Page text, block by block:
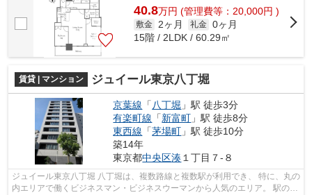
40.8万円 (管理費等：20,000円 )
敷金 2ヶ月 礼金 0ヶ月
15階 / 2LDK / 60.29㎡
賃貸 | マンション ジュイール東京八丁堀
京葉線 「 八丁堀 」駅 徒歩3分
有楽町線 「新富町 」駅 徒歩8分
東西線 「茅場町 」駅 徒歩10分
築14年
東京都中央区湊 １丁目７-８
ジュイール東京八丁堀 八丁堀は、複数路線と複数駅が利用でき、 特に、丸の
内エリアで働くビジネスマン・ビジネスウーマンから人気のエリア。 駅の周